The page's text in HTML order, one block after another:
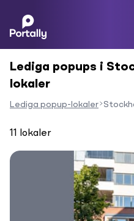
Lediga popups i
lokaler
Lediga popup-lokaler
11 lokaler